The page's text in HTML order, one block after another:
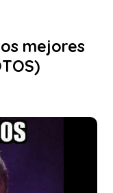
mejores